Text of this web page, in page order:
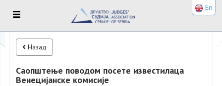
Назад
Саопштење поводом посете известилаца
Венецијанске комисије
En